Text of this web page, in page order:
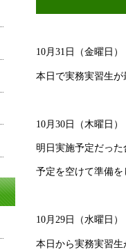
10月31日（金曜日）
本日で実務実習生が
10月30日（木曜日）
明日実施予定だっ
予定を空けて準備を
10月29日（水曜日）
本日から実務実習生